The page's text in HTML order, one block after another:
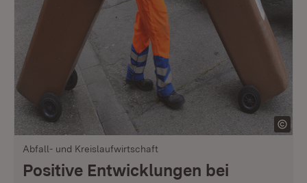
Abfall- und Kreislaufwirtschaft
Positive Entwicklungen bei